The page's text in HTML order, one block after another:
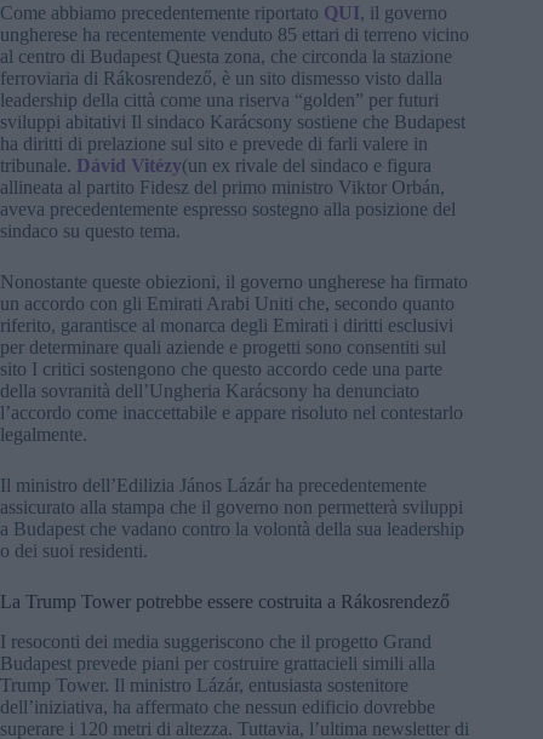
Come abbiamo precedentemente riportato QUI, il governo
ungherese ha recentemente venduto 85 ettari di terreno vicino
al centro di Budapest Questa zona, che circonda la stazione
ferroviaria di Rákosrendező, è un sito dismesso visto dalla
leadership della città come una riserva “golden” per futuri
sviluppi abitativi Il sindaco Karácsony sostiene che Budapest
ha diritti di prelazione sul sito e prevede di farli valere in
tribunale. Dávid Vitézy(un ex rivale del sindaco e figura
allineata al partito Fidesz del primo ministro Viktor Orbán,
aveva precedentemente espresso sostegno alla posizione del
sindaco su questo tema.
Nonostante queste obiezioni, il governo ungherese ha firmato
un accordo con gli Emirati Arabi Uniti che, secondo quanto
riferito, garantisce al monarca degli Emirati i diritti esclusivi
per determinare quali aziende e progetti sono consentiti sul
sito I critici sostengono che questo accordo cede una parte
della sovranità dell’Ungheria Karácsony ha denunciato
l’accordo come inaccettabile e appare risoluto nel contestarlo
legalmente.
Il ministro dell’Edilizia János Lázár ha precedentemente
assicurato alla stampa che il governo non permetterà sviluppi
a Budapest che vadano contro la volontà della sua leadership
o dei suoi residenti.
La Trump Tower potrebbe essere costruita a Rákosrendező
I resoconti dei media suggeriscono che il progetto Grand
Budapest prevede piani per costruire grattacieli simili alla
Trump Tower. Il ministro Lázár, entusiasta sostenitore
dell’iniziativa, ha affermato che nessun edificio dovrebbe
superare i 120 metri di altezza. Tuttavia, l’ultima newsletter di